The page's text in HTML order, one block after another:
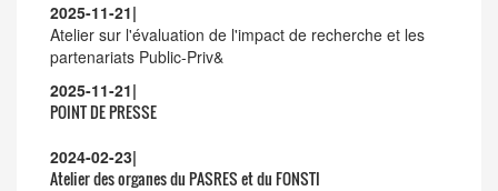
2025-11-21|
Atelier sur l'évaluation de l'impact de recherche et les
partenariats Public-Priv&
2025-11-21|
POINT DE PRESSE
2024-02-23|
Atelier des organes du PASRES et du FONSTI